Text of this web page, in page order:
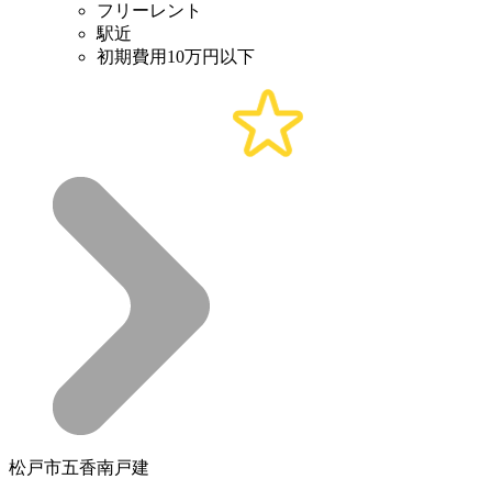
フリーレント
駅近
初期費用10万円以下
松戸市五香南戸建